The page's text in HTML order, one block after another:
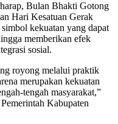
Bulan Bhakti Gotong
Hari Kesatuan Gerak
kekuatan yang dapat
memberikan efek
sosial.
royong melalui praktik
merupakan kekuatan
tengah masyarakat,”
Kabupaten